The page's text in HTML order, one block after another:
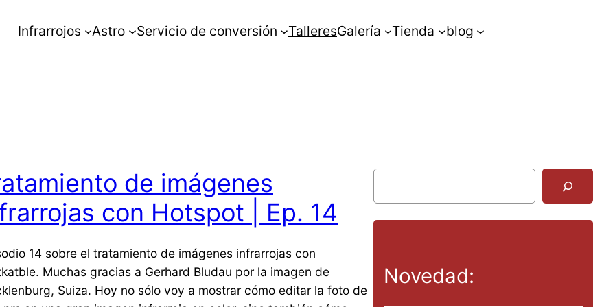
Infrarrojos Astro Servicio de conversión TalleresGalería Tienda blog
de imágenes
con Hotspot | Ep. 14
14 sobre el tratamiento de imágenes infrarrojas con
Muchas gracias a Gerhard Bludau por la imagen de
Suiza. Hoy no sólo voy a mostrar cómo editar la foto de
Novedad: